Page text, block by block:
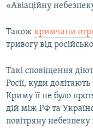
«Авіаційну
Також кримчани
тривогу від
Такі сповіщення
Росії, куди
Криму її не було
дій між РФ та
повітряну